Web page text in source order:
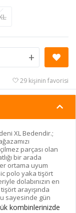
+
29 kişinin favorisi
XL Bedendir.;
parçası olan
bir arada
ortama uyum
polo yaka tişört
dolabınızın en
arayışında
sayesinde gün
kombinlerinizde